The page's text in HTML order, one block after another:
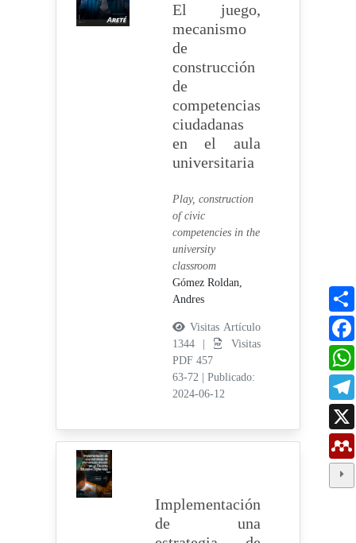
El juego,
mecanismo
de
construcción
de
competencias
ciudadanas
en el aula
universitaria
Play, construction
of civic
competencies in the
university
classroom
Gómez Roldan,
Andres
Visitas Artículo
1344 |
Visitas
PDF 457
63-72
Publicado:
2024-06-12
Implementación
de una